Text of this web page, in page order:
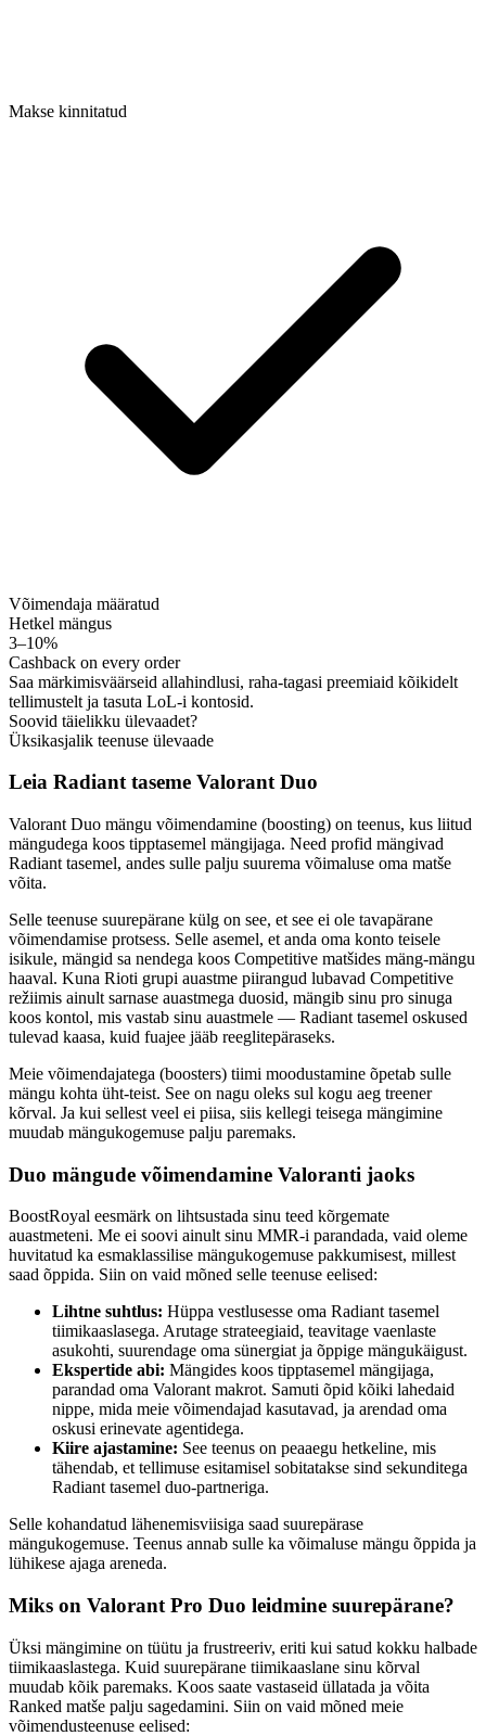
Makse kinnitatud
Võimendaja määratud
Hetkel mängus
3–10%
Cashback on every order
Saa märkimisväärseid allahindlusi, raha-tagasi preemiaid kõikidelt
tellimustelt ja tasuta LoL-i kontosid.
Soovid täielikku ülevaadet?
Üksikasjalik teenuse ülevaade
Leia Radiant taseme Valorant Duo
Valorant Duo mängu võimendamine (boosting) on teenus, kus liitud
mängudega koos tipptasemel mängijaga. Need profid mängivad
Radiant tasemel, andes sulle palju suurema võimaluse oma matše
võita.
Selle teenuse suurepärane külg on see, et see ei ole tavapärane
võimendamise protsess. Selle asemel, et anda oma konto teisele
isikule, mängid sa nendega koos Competitive matšides mäng-mängu
haaval. Kuna Rioti grupi auastme piirangud lubavad Competitive
režiimis ainult sarnase auastmega duosid, mängib sinu pro sinuga
koos kontol, mis vastab sinu auastmele — Radiant tasemel oskused
tulevad kaasa, kuid fuajee jääb reeglitepäraseks.
Meie võimendajatega (boosters) tiimi moodustamine õpetab sulle
mängu kohta üht-teist. See on nagu oleks sul kogu aeg treener
kõrval. Ja kui sellest veel ei piisa, siis kellegi teisega mängimine
muudab mängukogemuse palju paremaks.
Duo mängude võimendamine Valoranti jaoks
BoostRoyal eesmärk on lihtsustada sinu teed kõrgemate
auastmeteni. Me ei soovi ainult sinu MMR-i parandada, vaid oleme
huvitatud ka esmaklassilise mängukogemuse pakkumisest, millest
saad õppida. Siin on vaid mõned selle teenuse eelised:
Lihtne suhtlus: Hüppa vestlusesse oma Radiant tasemel
tiimikaaslasega. Arutage strateegiaid, teavitage vaenlaste
asukohti, suurendage oma sünergiat ja õppige mängukäigust.
Ekspertide abi: Mängides koos tipptasemel mängijaga,
parandad oma Valorant makrot. Samuti õpid kõiki lahedaid
nippe, mida meie võimendajad kasutavad, ja arendad oma
oskusi erinevate agentidega.
Kiire ajastamine: See teenus on peaaegu hetkeline, mis
tähendab, et tellimuse esitamisel sobitatakse sind sekunditega
Radiant tasemel duo-partneriga.
Selle kohandatud lähenemisviisiga saad suurepärase
mängukogemuse. Teenus annab sulle ka võimaluse mängu õppida ja
lühikese ajaga areneda.
Miks on Valorant Pro Duo leidmine suurepärane?
Üksi mängimine on tüütu ja frustreeriv, eriti kui satud kokku halbade
tiimikaaslastega. Kuid suurepärane tiimikaaslane sinu kõrval
muudab kõik paremaks. Koos saate vastaseid üllatada ja võita
Ranked matše palju sagedamini. Siin on vaid mõned meie
võimendusteenuse eelised: